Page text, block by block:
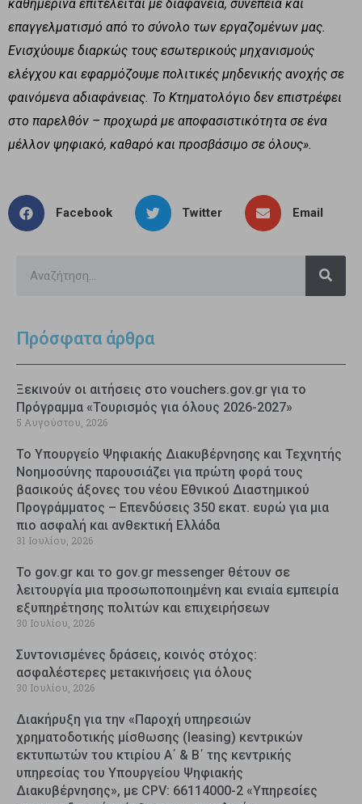
καθημερινά επιτελείται με διαφάνεια, συνέπεια και
επαγγελματισμό από το σύνολο των εργαζομένων μας.
Ενισχύουμε διαρκώς τους εσωτερικούς μηχανισμούς
ελέγχου και εφαρμόζουμε πολιτικές μηδενικής ανοχής σε
φαινόμενα αδιαφάνειας. Το Κτηματολόγιο δεν επιστρέφει
στο παρελθόν – προχωρά με αποφασιστικότητα σε ένα
μέλλον ψηφιακό, καθαρό και προσβάσιμο σε όλους».
Facebook Twitter Email
Πρόσφατα άρθρα
Ξεκινούν οι αιτήσεις στο vouchers.gov.gr για το
Πρόγραμμα «Τουρισμός για όλους 2026-2027»
5 Αυγούστου, 2026
Το Υπουργείο Ψηφιακής Διακυβέρνησης και Τεχνητής
Νοημοσύνης παρουσιάζει για πρώτη φορά τους
βασικούς άξονες του νέου Εθνικού Διαστημικού
Προγράμματος – Επενδύσεις 350 εκατ. ευρώ για μια
πιο ασφαλή και ανθεκτική Ελλάδα
31 Ιουλίου, 2026
Το gov.gr και το gov.gr messenger θέτουν σε
λειτουργία μια προσωποποιημένη και ενιαία εμπειρία
εξυπηρέτησης πολιτών και επιχειρήσεων
30 Ιουλίου, 2026
Συντονισμένες δράσεις, κοινός στόχος:
ασφαλέστερες μετακινήσεις για όλους
30 Ιουλίου, 2026
Διακήρυξη για την «Παροχή υπηρεσιών
χρηματοδοτικής μίσθωσης (leasing) κεντρικών
εκτυπωτών του κτιρίου Α΄ & Β΄ της κεντρικής
υπηρεσίας του Υπουργείου Ψηφιακής
Διακυβέρνησης», με CPV: 66114000-2 «Υπηρεσίες